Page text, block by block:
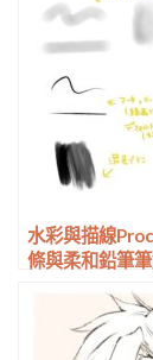
水彩與描線
條與柔和鉛筆